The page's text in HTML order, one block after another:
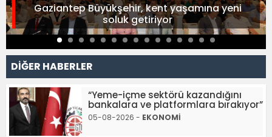
Gaziantep Büyükşehir, kent yaşamına yeni
soluk getiriyor
DİĞER HABERLER
“Yeme-içme sektörü kazandığını
bankalara ve platformlara bırakıyor”
05-08-2026 - EKONOMİ